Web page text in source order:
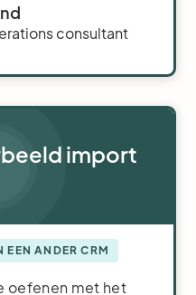
consultant
import
EEN ANDER CRM
oefenen met het